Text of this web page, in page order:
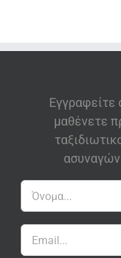
Εγγραφείτε
μαθένετε